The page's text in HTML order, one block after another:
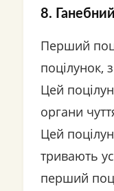
8.
Перший
поцілунок,
Цей
органи
Цей
тривають
перший